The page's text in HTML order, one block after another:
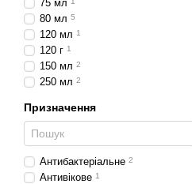
75 мл
80 мл 5
120 мл 1
120 г 1
150 мл 2
250 мл 2
Призначення
Антибактеріальне 2
Антивікове 1